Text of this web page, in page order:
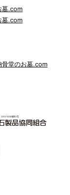
墓.com
墓.com
骨堂のお墓.com